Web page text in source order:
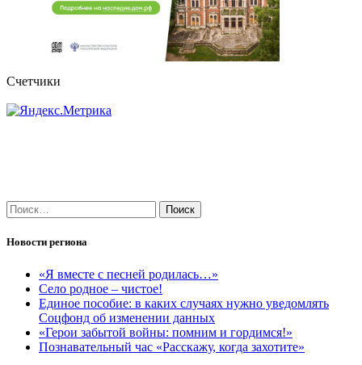
Счетчики
Найти:
Новости региона
«Я вместе с песней родилась…»
Село родное – чистое!
Единое пособие: в каких случаях нужно уведомлять
Соцфонд об изменении данных
«Герои забытой войны: помним и гордимся!»
Познавательный час «Расскажу, когда захотите»